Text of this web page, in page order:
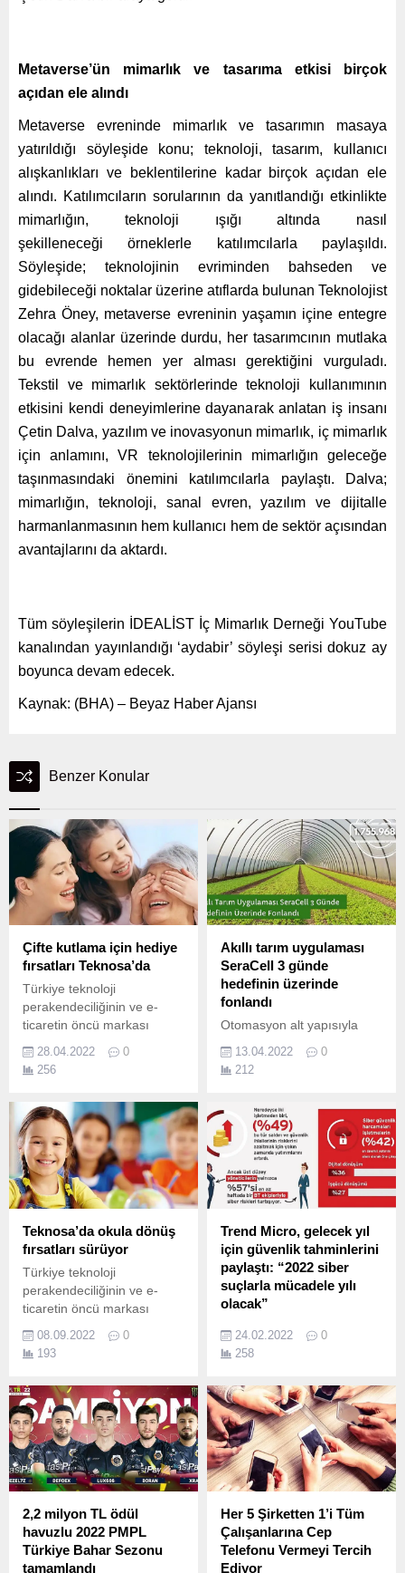
Metaverse’ün mimarlık ve tasarıma etkisi birçok
açıdan ele alındı
Metaverse evreninde mimarlık ve tasarımın masaya
yatırıldığı söyleşide konu; teknoloji, tasarım, kullanıcı
alışkanlıkları ve beklentilerine kadar birçok açıdan ele
alındı. Katılımcıların sorularının da yanıtlandığı etkinlikte
mimarlığın, teknoloji ışığı altında nasıl
şekilleneceği örneklerle katılımcılarla paylaşıldı.
Söyleşide; teknolojinin evriminden bahseden ve
gidebileceği noktalar üzerine atıflarda bulunan Teknolojist
Zehra Öney, metaverse evreninin yaşamın içine entegre
olacağı alanlar üzerinde durdu, her tasarımcının mutlaka
bu evrende hemen yer alması gerektiğini vurguladı.
Tekstil ve mimarlık sektörlerinde teknoloji kullanımının
etkisini kendi deneyimlerine dayanarak anlatan iş insanı
Çetin Dalva, yazılım ve inovasyonun mimarlık, iç mimarlık
için anlamını, VR teknolojilerinin mimarlığın geleceğe
taşınmasındaki önemini katılımcılarla paylaştı. Dalva;
mimarlığın, teknoloji, sanal evren, yazılım ve dijitalle
harmanlanmasının hem kullanıcı hem de sektör açısından
avantajlarını da aktardı.
Tüm söyleşilerin İDEALİST İç Mimarlık Derneği YouTube
kanalından yayınlandığı ‘aydabir’ söyleşi serisi dokuz ay
boyunca devam edecek.
Kaynak: (BHA) – Beyaz Haber Ajansı
Benzer Konular
Çifte kutlama için hediye
fırsatları Teknosa’da
Türkiye teknoloji
perakendeciliğinin ve e-
ticaretin öncü markası
Teknosa, bu yıl birbiri ardına
denk gelen Ramazan
Bayramı ve Anneler
telefonlardan akıllı saatlere,
küçük ev aletlerinden
tabletlere pek çok üründe
kaçırılmayacak fırsatlar
sunuyor.
28.04.2022
0
256
Akıllı tarım uygulaması
SeraCell 3 günde
hedefinin üzerinde
fonlandı
Otomasyon alt yapısıyla
tarım alanlarımızın
verimliliğini artırmak,
çiftçilerimize yansıyan
bilinçli zirai üretimi
desteklemek üzere
geliştirilen akıllı sera
uygulaması SeraCell;
fonbulucu’da çıktığı yatırım
turunun ilk 3 gününde 67
nitelikli olmak üzere 1.
13.04.2022
0
212
Teknosa’da okula dönüş
fırsatları sürüyor
Türkiye teknoloji
perakendeciliğinin ve e-
ticaretin öncü markası
devam edecek “okula
dönüş” kampanyası ile
telefondan aksesuara pek
çok ürün grubunda avantajlı
fırsatlar sunuyor.
08.09.2022
0
193
Trend Micro, gelecek yıl
için güvenlik tahminlerini
paylaştı: “2022 siber
suçlarla mücadele yılı
olacak”
güvenlik tahminlerini
paylaştığı yeni raporu,
dönüştürülebilir iç görüler
sunuyor.
24.02.2022
0
258
2,2 milyon TL ödül
havuzlu 2022 PMPL
Türkiye Bahar Sezonu
tamamlandı
Her 5 Şirketten 1’i Tüm
Çalışanlarına Cep
Telefonu Vermeyi Tercih
Ediyor